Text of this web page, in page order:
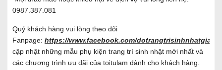
0987.387.081
Quý khách hàng vui lòng theo dõi
Fanpage: https://www.facebook.com/dotrangtrisinhnhatgiare/
cập nhật những mẫu phụ kiện trang trí sinh nhật mới nhất và
các chương trình ưu đãi của toitulam dành cho khách hàng.